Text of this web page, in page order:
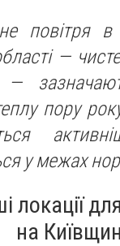
повітря в
—
—
пору
у межах
локації
на